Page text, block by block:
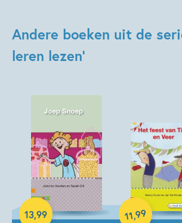
Kenmerken van dit boek
Beginnende lezer & AVI boeken
Andere boeken uit de
leren lezen'
13,99
Hardcover
11,99
Hardcover